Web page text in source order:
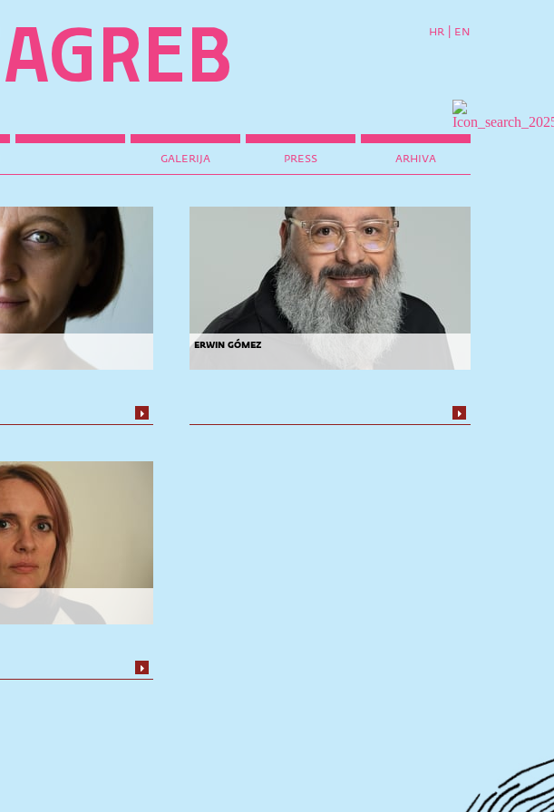
hr en
galerija press arhiva
erwin gómez